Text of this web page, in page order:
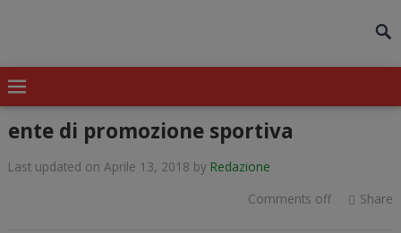
ente di promozione sportiva
Last updated on Aprile 13, 2018 by Redazione
Comments off
Share